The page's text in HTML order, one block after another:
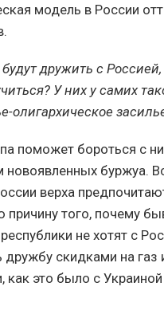
модель в России
дружить с
У них у самих
олигархическое
поможет бороться с
новоявленных буржуа.
верха
причину того, почему
не хотят с
дружбу скидками на газ
как это было с